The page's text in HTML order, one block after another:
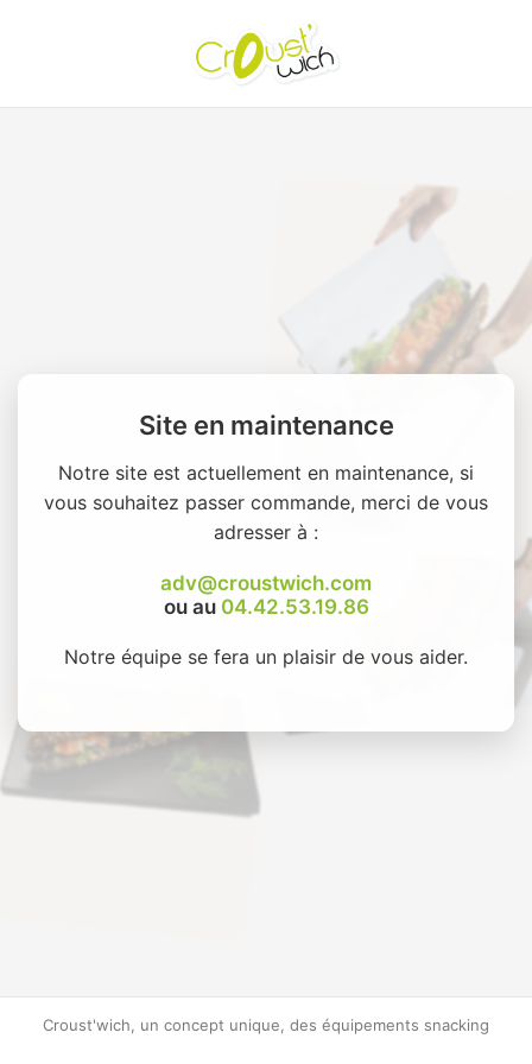
Site en maintenance
Notre site est actuellement en maintenance, si
vous souhaitez passer commande, merci de vous
adresser à :
adv@croustwich.com
ou au 04.42.53.19.86
Notre équipe se fera un plaisir de vous aider.
Croust'wich, un concept unique, des équipements snacking